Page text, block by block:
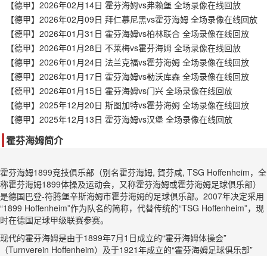
【德甲】2026年02月14日 霍芬海姆vs弗赖堡 全场录像在线回放
【德甲】2026年02月09日 拜仁慕尼黑vs霍芬海姆 全场录像在线回放
【德甲】2026年01月31日 霍芬海姆vs柏林联合 全场录像在线回放
【德甲】2026年01月28日 不莱梅vs霍芬海姆 全场录像在线回放
【德甲】2026年01月24日 法兰克福vs霍芬海姆 全场录像在线回放
【德甲】2026年01月17日 霍芬海姆vs勒沃库森 全场录像在线回放
【德甲】2026年01月15日 霍芬海姆vs门兴 全场录像在线回放
【德甲】2025年12月20日 斯图加特vs霍芬海姆 全场录像在线回放
【德甲】2025年12月13日 霍芬海姆vs汉堡 全场录像在线回放
霍芬海姆简介
霍芬海姆1899竞技俱乐部（别名霍芬海姆, 賀芬咸, TSG Hoffenheim，全
称霍芬海姆1899体操及运动会，又称霍芬海姆或霍芬海姆足球俱乐部）
是德国巴登-符腾堡辛斯海姆市霍芬海姆的足球俱乐部。2007年决定采用
“1899 Hoffenheim”作为队名的简称，代替传统的“TSG Hoffenheim”，现
时在德国足球甲级联赛参赛。
现代的霍芬海姆是由于1899年7月1日成立的“霍芬海姆体操会”
（Turnverein Hoffenheim）及于1921年成立的“霍芬海姆足球俱乐部”